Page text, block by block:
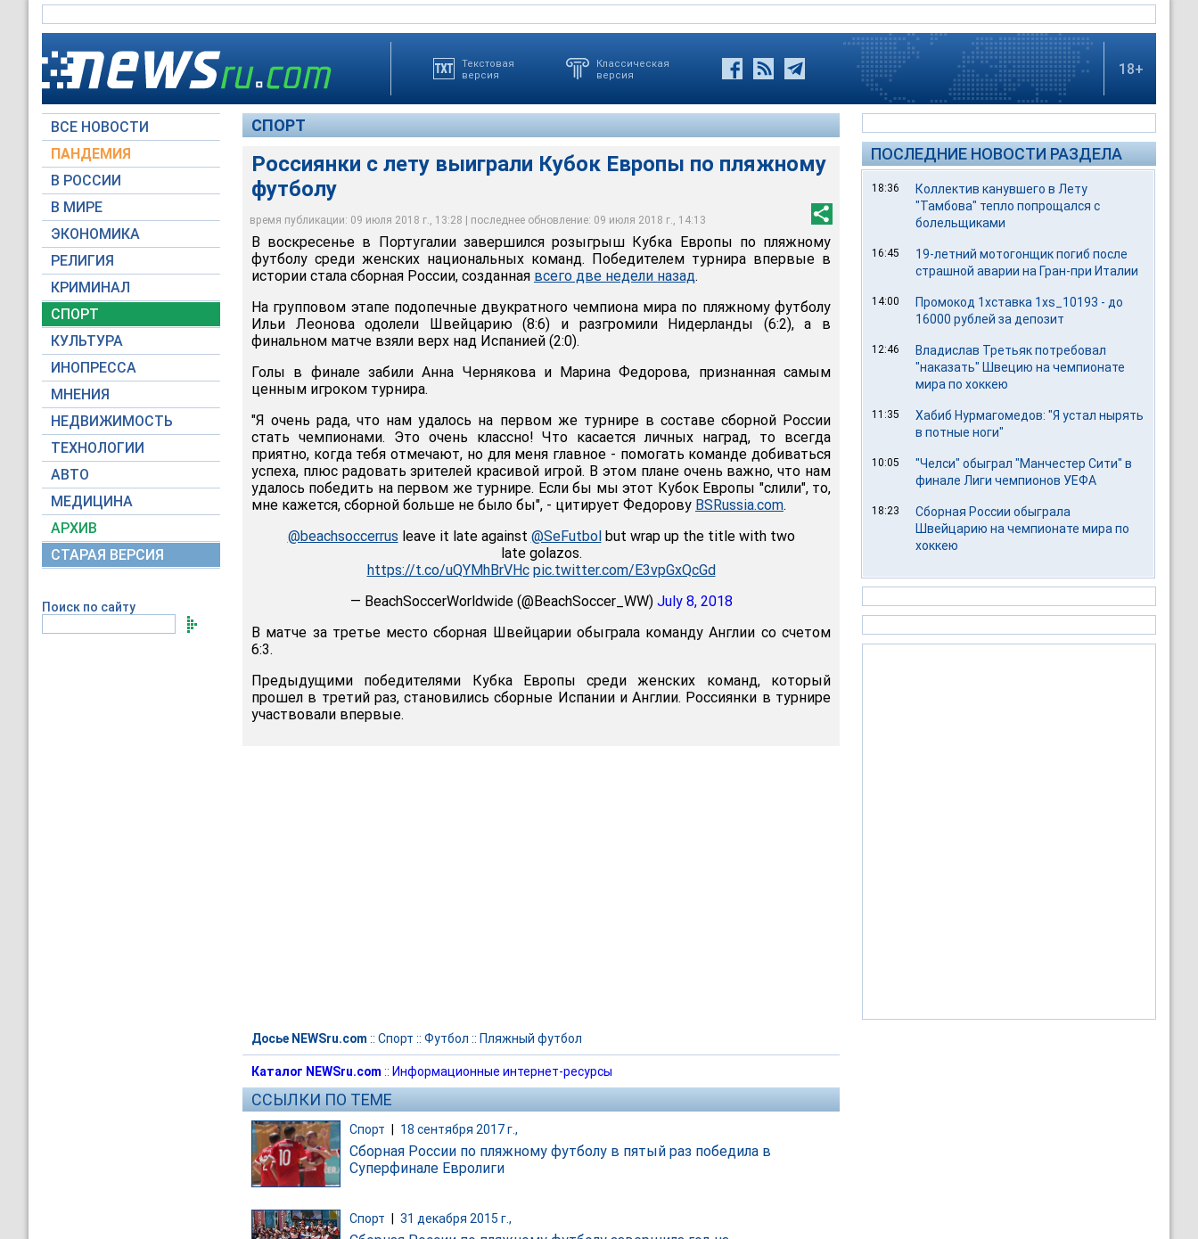
Текстовая
версия
Классическая
версия
18+
ВСЕ НОВОСТИ
ПАНДЕМИЯ
В РОССИИ
В МИРЕ
ЭКОНОМИКА
РЕЛИГИЯ
КРИМИНАЛ
СПОРТ
КУЛЬТУРА
ИНОПРЕССА
МНЕНИЯ
НЕДВИЖИМОСТЬ
ТЕХНОЛОГИИ
АВТО
МЕДИЦИНА
АРХИВ
СТАРАЯ ВЕРСИЯ
Поиск по сайту
СПОРТ
Россиянки с лету выиграли Кубок Европы по пляжному
футболу
время публикации: 09 июля 2018 г., 13:28 | последнее обновление: 09 июля 2018 г., 14:13
В воскресенье в Португалии завершился розыгрыш Кубка Европы по пляжному
футболу среди женских национальных команд. Победителем турнира впервые в
истории стала сборная России, созданная всего две недели назад.
На групповом этапе подопечные двукратного чемпиона мира по пляжному футболу
Ильи Леонова одолели Швейцарию (8:6) и разгромили Нидерланды (6:2), а в
финальном матче взяли верх над Испанией (2:0).
Голы в финале забили Анна Чернякова и Марина Федорова, признанная самым
ценным игроком турнира.
"Я очень рада, что нам удалось на первом же турнире в составе сборной России
стать чемпионами. Это очень классно! Что касается личных наград, то всегда
приятно, когда тебя отмечают, но для меня главное - помогать команде добиваться
успеха, плюс радовать зрителей красивой игрой. В этом плане очень важно, что нам
удалось победить на первом же турнире. Если бы мы этот Кубок Европы "слили", то,
мне кажется, сборной больше не было бы", - цитирует Федорову BSRussia.com.
@beachsoccerrus leave it late against @SeFutbolbut wrap up the title with two
late golazos.
https://t.co/uQYMhBrVHc pic.twitter.com/E3vpGxQcGd
— BeachSoccerWorldwide (@BeachSoccer_WW) July 8, 2018
В матче за третье место сборная Швейцарии обыграла команду Англии со счетом
6:3.
Предыдущими победителями Кубка Европы среди женских команд, который
прошел в третий раз, становились сборные Испании и Англии. Россиянки в турнире
участвовали впервые.
Досье NEWSru.com :: Спорт :: Футбол :: Пляжный футбол
Каталог NEWSru.com :: Информационные интернет-ресурсы
ССЫЛКИ ПО ТЕМЕ
Спорт 18 сентября 2017 г.,
Сборная России по пляжному футболу в пятый раз победила в
Суперфинале Евролиги
Спорт 31 декабря 2015 г.,
ПОСЛЕДНИЕ НОВОСТИ РАЗДЕЛА
18:36
Коллектив канувшего в Лету
"Тамбова" тепло попрощался с
болельщиками
16:45
19-летний мотогонщик погиб после
страшной аварии на Гран-при Италии
14:00
Промокод 1хставка 1xs_10193 - до
16000 рублей за депозит
12:46
Владислав Третьяк потребовал
"наказать" Швецию на чемпионате
мира по хоккею
11:35
Хабиб Нурмагомедов: "Я устал нырять
в потные ноги"
10:05
"Челси" обыграл "Манчестер Сити" в
финале Лиги чемпионов УЕФА
18:23
Сборная России обыграла
Швейцарию на чемпионате мира по
хоккею